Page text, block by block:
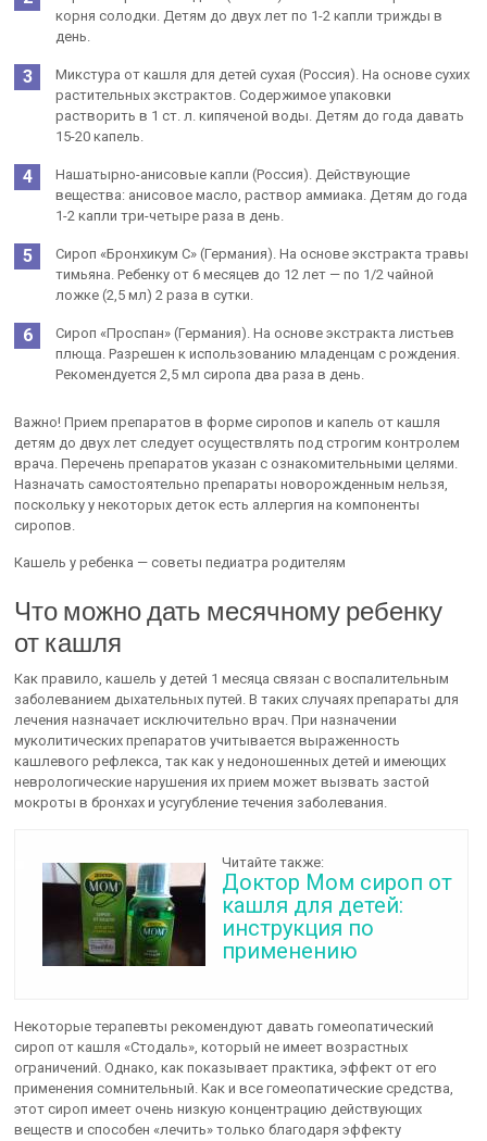
корня солодки. Детям до двух лет по 1-2 капли трижды в
день.
Микстура от кашля для детей сухая (Россия). На основе сухих
растительных экстрактов. Содержимое упаковки
растворить в 1 ст. л. кипяченой воды. Детям до года давать
15-20 капель.
Нашатырно-анисовые капли (Россия). Действующие
вещества: анисовое масло, раствор аммиака. Детям до года
1-2 капли три-четыре раза в день.
Сироп «Бронхикум С» (Германия). На основе экстракта травы
тимьяна. Ребенку от 6 месяцев до 12 лет — по 1/2 чайной
ложке (2,5 мл) 2 раза в сутки.
Сироп «Проспан» (Германия). На основе экстракта листьев
плюща. Разрешен к использованию младенцам с рождения.
Рекомендуется 2,5 мл сиропа два раза в день.
Важно! Прием препаратов в форме сиропов и капель от кашля
детям до двух лет следует осуществлять под строгим контролем
врача. Перечень препаратов указан с ознакомительными целями.
Назначать самостоятельно препараты новорожденным нельзя,
поскольку у некоторых деток есть аллергия на компоненты
сиропов.
Кашель у ребенка — советы педиатра родителям
Что можно дать месячному ребенку
от кашля
Как правило, кашель у детей 1 месяца связан с воспалительным
заболеванием дыхательных путей. В таких случаях препараты для
лечения назначает исключительно врач. При назначении
муколитических препаратов учитывается выраженность
кашлевого рефлекса, так как у недоношенных детей и имеющих
неврологические нарушения их прием может вызвать застой
мокроты в бронхах и усугубление течения заболевания.
Читайте также:
Доктор Мом сироп от
кашля для детей:
инструкция по
применению
Некоторые терапевты рекомендуют давать гомеопатический
сироп от кашля «Стодаль», который не имеет возрастных
ограничений. Однако, как показывает практика, эффект от его
применения сомнительный. Как и все гомеопатические средства,
этот сироп имеет очень низкую концентрацию действующих
веществ и способен «лечить» только благодаря эффекту